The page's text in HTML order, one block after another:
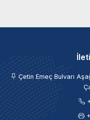
Çetin Emeç Bulvarı